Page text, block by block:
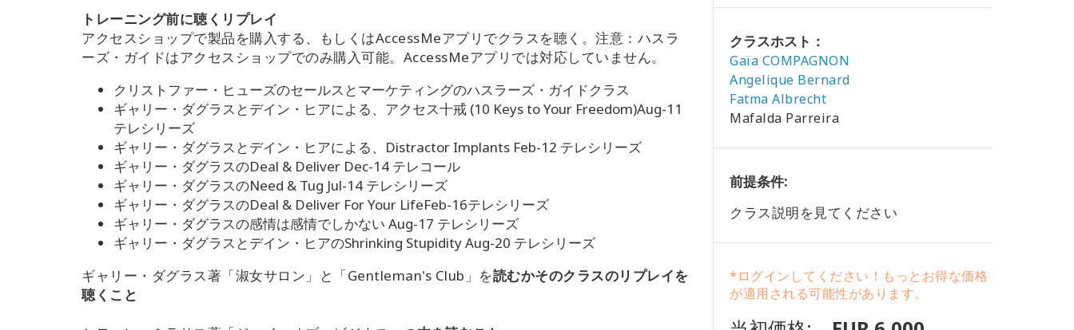
トレーニング前に聴くリプレイ
アクセスショップで製品を購入する、もしくはAccessMeアプリでクラスを聴く。注意：ハスラ
ーズ・ガイドはアクセスショップでのみ購入可能。AccessMeアプリでは対応していません。
クリストファー・ヒューズのセールスとマーケティングのハスラーズ・ガイドクラス
ギャリー・ダグラスとデイン・ヒアによる、アクセス十戒 (10 Keys to Your Freedom)Aug-11
テレシリーズ
ギャリー・ダグラスとデイン・ヒアによる、Distractor Implants Feb-12 テレシリーズ
ギャリー・ダグラスのDeal & Deliver Dec-14 テレコール
ギャリー・ダグラスのNeed & Tug Jul-14 テレシリーズ
ギャリー・ダグラスのDeal & Deliver For Your LifeFeb-16テレシリーズ
ギャリー・ダグラスの感情は感情でしかない Aug-17 テレシリーズ
ギャリー・ダグラスとデイン・ヒアのShrinking Stupidity Aug-20 テレシリーズ
ギャリー・ダグラス著「淑女サロン」と「Gentleman's Club」を読むかそのクラスのリプレイを
聴くこと
クラスホスト：
Gaïa COMPAGNON
Angelique Bernard
Fatma Albrecht
Mafalda Parreira
前提条件:
クラス説明を見てください
*ログインしてください！もっとお得な価格
が適用される可能性があります。